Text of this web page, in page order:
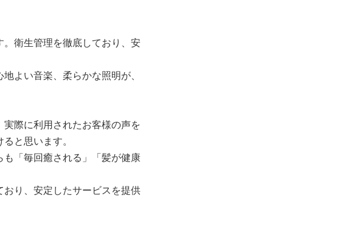
衛生管理を徹底しており、安
よい音楽、柔らかな照明が、
際に利用されたお客様の声を
と思います。
「毎回癒される」「髪が健康
り、安定したサービスを提供